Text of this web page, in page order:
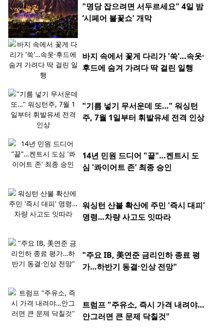
"명당 잡으려면 서두르세요" 4일 밤
‘시페어 불꽃쇼' 개막
바지 속에서 꽃게 다리가 '쑥'…속옷·
후드에 숨겨 가려다 딱 걸린 일행
"기름 넣기 무서운데 또…" 워싱턴
주, 7월 1일부터 휘발유세 전격 인상
14년 민원 드디어 "끝"…켄트시 도
심 '콰이어트 존' 최종 승인
워싱턴 산불 확산에 주민 '즉시 대피'
명령…차량 사고도 잇따라
"주요 IB, 美연준 금리인하 종료 평
가…하반기 동결·인상 전망"
트럼프 "주유소, 즉시 가격 내려야…
안그러면 큰 문제 닥칠것"